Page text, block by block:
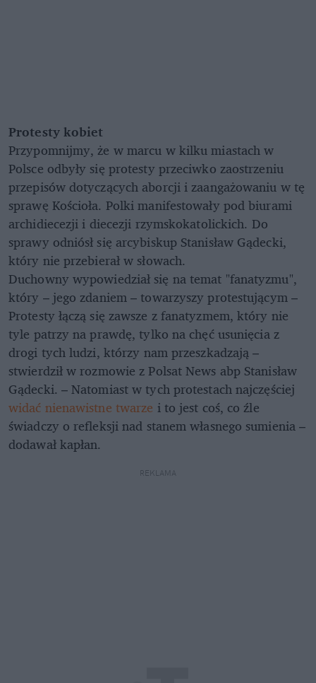
Protesty kobiet
Przypomnijmy, że w marcu w kilku miastach w
Polsce odbyły się protesty przeciwko zaostrzeniu
przepisów dotyczących aborcji i zaangażowaniu w tę
sprawę Kościoła. Polki manifestowały pod biurami
archidiecezji i diecezji rzymskokatolickich. Do
sprawy odniósł się arcybiskup Stanisław Gądecki,
który nie przebierał w słowach.
Duchowny wypowiedział się na temat "fanatyzmu",
który – jego zdaniem – towarzyszy protestującym –
Protesty łączą się zawsze z fanatyzmem, który nie
tyle patrzy na prawdę, tylko na chęć usunięcia z
drogi tych ludzi, którzy nam przeszkadzają –
stwierdził w rozmowie z Polsat News abp Stanisław
Gądecki. – Natomiast w tych protestach najczęściej
widać nienawistne twarze i to jest coś, co źle
świadczy o refleksji nad stanem własnego sumienia –
dodawał kapłan.
REKLAMA